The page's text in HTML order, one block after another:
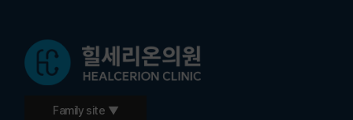
Family site ▼